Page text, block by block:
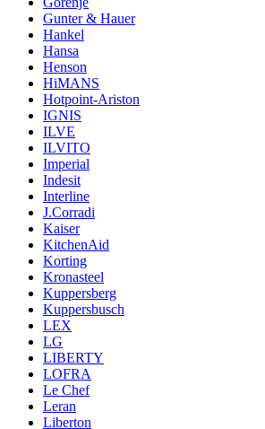
Gunter & Hauer
Hankel
Hansa
Henson
HiMANS
Hotpoint-Ariston
IGNIS
ILVE
ILVITO
Imperial
Indesit
Interline
J.Corradi
Kaiser
KitchenAid
Korting
Kronasteel
Kuppersberg
Kuppersbusch
LEX
LG
LIBERTY
LOFRA
Le Chef
Leran
Liberton